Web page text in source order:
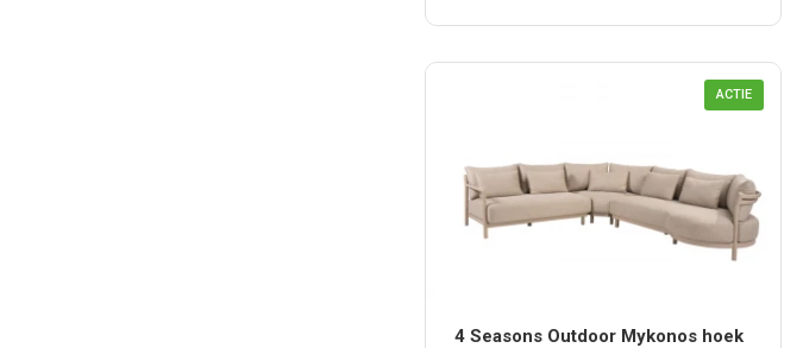
ACTIE
4 Seasons Outdoor Mykonos hoek